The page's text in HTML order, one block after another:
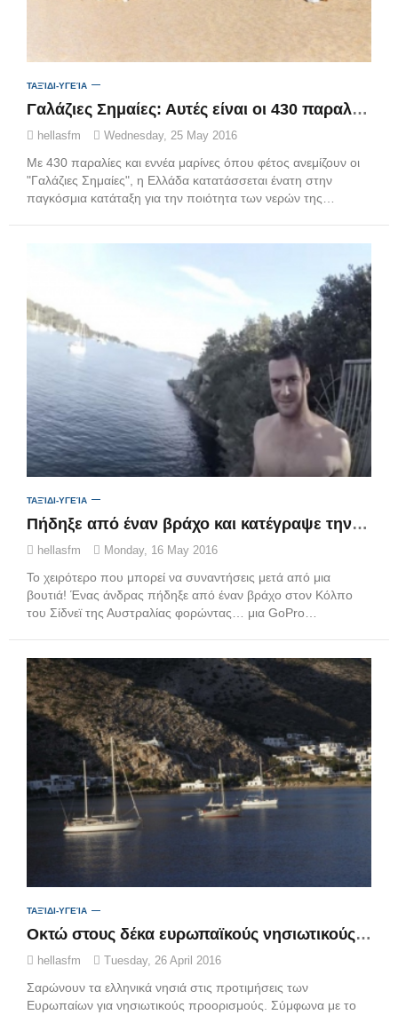
ΤΑΞΊΔΙ-ΥΓΕΊΑ
Γαλάζιες Σημαίες: Αυτές είναι οι 430 παραλίες που πήραν "Γαλάζια Σημαία"
hellasfm Wednesday, 25 May 2016
Με 430 παραλίες και εννέα μαρίνες όπου φέτος ανεμίζουν οι
"Γαλάζιες Σημαίες", η Ελλάδα κατατάσσεται ένατη στην
παγκόσμια κατάταξη για την ποιότητα των νερών της…
ΤΑΞΊΔΙ-ΥΓΕΊΑ
Πήδηξε από έναν βράχο και κατέγραψε την βουτιά του με κάμερα. Μέσα στο νερό όμως τον περίμενε ο απόλυτος εφιάλτης! (ΔΕΙΤΕ ΒΙΝΤΕΟ)
hellasfm Monday, 16 May 2016
Το χειρότερο που μπορεί να συναντήσεις μετά από μια
βουτιά! Ένας άνδρας πήδηξε από έναν βράχο στον Κόλπο
του Σίδνεϊ της Αυστραλίας φορώντας… μια GoPro…
ΤΑΞΊΔΙ-ΥΓΕΊΑ
Οκτώ στους δέκα ευρωπαϊκούς νησιωτικούς προορισμούς είναι ελληνικοί
hellasfm Tuesday, 26 April 2016
Σαρώνουν τα ελληνικά νησιά στις προτιμήσεις των
Ευρωπαίων για νησιωτικούς προορισμούς. Σύμφωνα με το